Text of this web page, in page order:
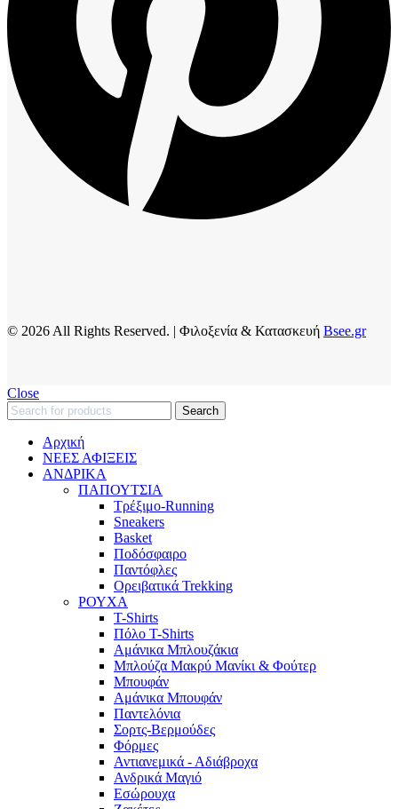
© 2026 All Rights Reserved. | Φιλοξενία & Κατασκευή Bsee.gr
Close
Search
Αρχική
ΝΕΕΣ ΑΦΙΞΕΙΣ
AΝΔΡΙΚΑ
ΠΑΠΟΥΤΣΙΑ
Τρέξιμο-Running
Sneakers
Basket
Ποδόσφαιρο
Παντόφλες
Ορειβατικά Trekking
ΡΟΥΧΑ
T-Shirts
Πόλο T-Shirts
Αμάνικα Μπλουζάκια
Μπλούζα Μακρύ Μανίκι & Φούτερ
Μπουφάν
Αμάνικα Μπουφάν
Παντελόνια
Σορτς-Βερμούδες
Φόρμες
Αντιανεμικά - Αδιάβροχα
Ανδρικά Μαγιό
Εσώρουχα